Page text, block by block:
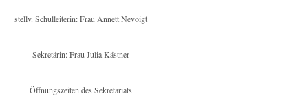
stellv. Schulleiterin: Frau Annett Nevoigt
Sekretärin: Frau Julia Kästner
Öffnungszeiten des Sekretariats